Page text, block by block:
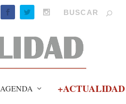
AGENDA +ACTUALIDAD